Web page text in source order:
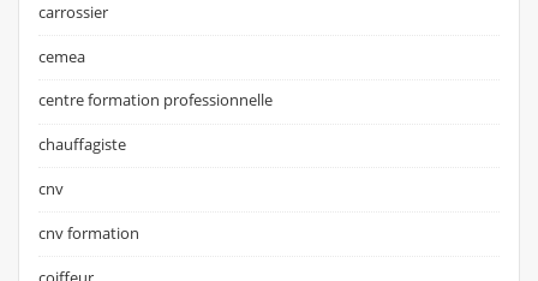
carrossier
cemea
centre formation professionnelle
chauffagiste
cnv
cnv formation